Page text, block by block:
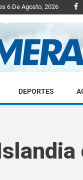
6 De Agosto, 2026
Diario
DEPORTES